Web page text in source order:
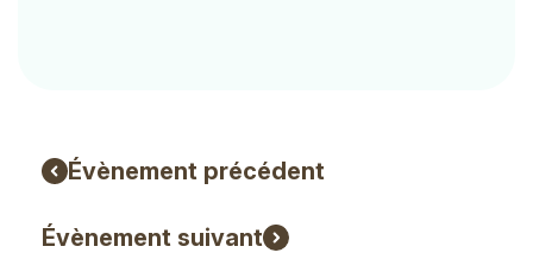
Évènement précédent
Évènement suivant